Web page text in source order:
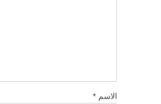
الاسم *